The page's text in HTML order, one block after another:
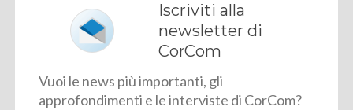
Iscriviti alla
newsletter di
CorCom
Vuoi le news più importanti, gli
approfondimenti e le interviste di CorCom?